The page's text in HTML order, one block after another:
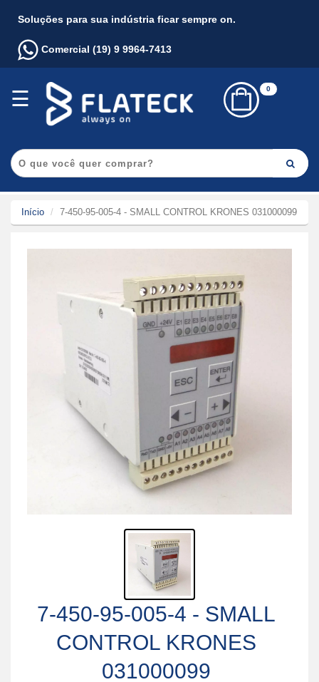
Soluções para sua indústria ficar sempre on.
Comercial (19) 9 9964-7413
Login×
Fabricantes
Atendimento
☰ 0
Início 7-450-95-005-4 - SMALL CONTROL KRONES 031000099
7-450-95-005-4 - SMALL
CONTROL KRONES
031000099